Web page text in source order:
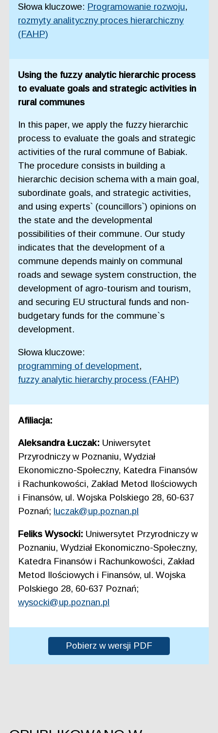
Słowa kluczowe: Programowanie rozwoju,
rozmyty analityczny proces hierarchiczny
(FAHP)
Using the fuzzy analytic hierarchic process
to evaluate goals and strategic activities in
rural communes
In this paper, we apply the fuzzy hierarchic
process to evaluate the goals and strategic
activities of the rural commune of Babiak.
The procedure consists in building a
hierarchic decision schema with a main goal,
subordinate goals, and strategic activities,
and using experts` (councillors`) opinions on
the state and the developmental
possibilities of their commune. Our study
indicates that the development of a
commune depends mainly on communal
roads and sewage system construction, the
development of agro-tourism and tourism,
and securing EU structural funds and non-
budgetary funds for the commune`s
development.
Słowa kluczowe:
programming of development,
fuzzy analytic hierarchy process (FAHP)
Afiliacja:
Aleksandra Łuczak: Uniwersytet
Przyrodniczy w Poznaniu, Wydział
Ekonomiczno-Społeczny, Katedra Finansów
i Rachunkowości, Zakład Metod Ilościowych
i Finansów, ul. Wojska Polskiego 28, 60-637
Poznań; luczak@up.poznan.pl
Feliks Wysocki: Uniwersytet Przyrodniczy w
Poznaniu, Wydział Ekonomiczno-Społeczny,
Katedra Finansów i Rachunkowości, Zakład
Metod Ilościowych i Finansów, ul. Wojska
Polskiego 28, 60-637 Poznań;
wysocki@up.poznan.pl
Pobierz w wersji PDF